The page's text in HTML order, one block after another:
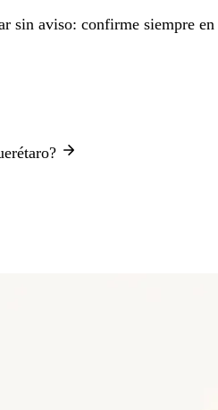
sin aviso: confirme siempre